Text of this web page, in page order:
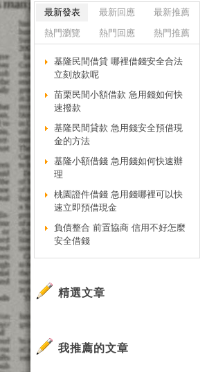
最新發表 最新回應
最新推薦
熱門瀏覽
熱門回應 熱門推薦
基隆民間借貸 哪裡借錢安全合法
立刻放款呢
苗栗民間小額借款 急用錢如何快
速撥款
基隆民間貸款 急用錢安全預借現
金的方法
基隆小額借錢 急用錢如何快速辦
理
桃園證件借錢 急用錢哪裡可以快
速立即預借現金
負債整合 前置協商 信用不好怎麼
安全借錢
精選文章
我推薦的文章